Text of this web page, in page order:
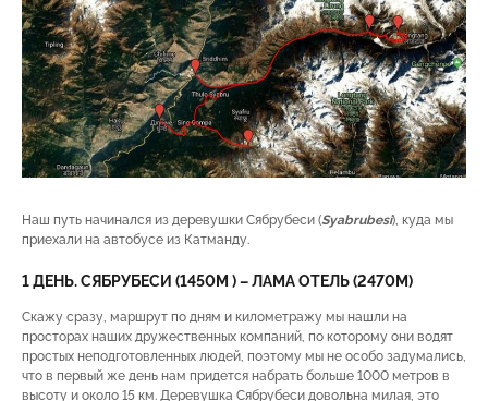
Наш путь начинался из деревушки Сябрубеси (Syabrubesi), куда мы
приехали на автобусе из Катманду.
1 ДЕНЬ. СЯБРУБЕСИ (1450М ) – ЛАМА ОТЕЛЬ (2470М)
Скажу сразу, маршрут по дням и километражу мы нашли на
просторах наших дружественных компаний, по которому они водят
простых неподготовленных людей, поэтому мы не особо задумались,
что в первый же день нам придется набрать больше 1000 метров в
высоту и около 15 км. Деревушка Сябрубеси довольна милая, это